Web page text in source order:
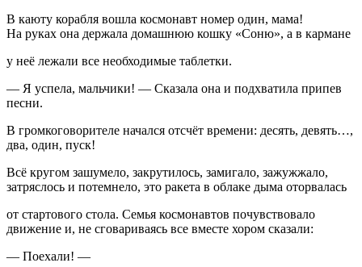
В каюту корабля вошла космонавт номер один, мама!
На руках она держала домашнюю кошку «Соню», а в кармане
у неё лежали все необходимые таблетки.
— Я успела, мальчики! — Сказала она и подхватила припев
песни.
В громкоговорителе начался отсчёт времени: десять, девять…,
два, один, пуск!
Всё кругом зашумело, закрутилось, замигало, зажужжало,
затряслось и потемнело, это ракета в облаке дыма оторвалась
от стартового стола. Семья космонавтов почувствовало
движение и, не сговариваясь все вместе хором сказали:
— Поехали! —